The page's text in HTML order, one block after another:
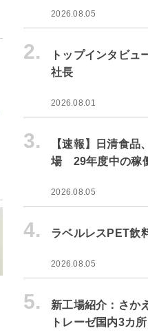
2026.08.05
2.
トップインタビュ
社長
2026.08.01
3.
【速報】日清食品
場 29年度中の稼
2026.08.05
4. ラベルレスPET飲
2026.08.05
5.
新工場紹介：さか
トレーゼ国内3カ